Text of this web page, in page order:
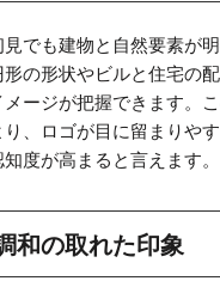
見でも建物と自然要素が
形の形状やビルと住宅の
メージが把握できます。
、ロゴが目に留まりや
度が高まると言えます。
和の取れた印象